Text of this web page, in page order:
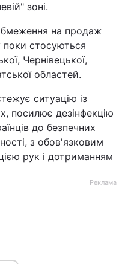
зоні.
на продаж
поки стосуються
Чернівецької,
областей.
ситуацію із
посилює дезінфекцію
до безпечних
з обов'язковим
рук і дотриманням
Реклама